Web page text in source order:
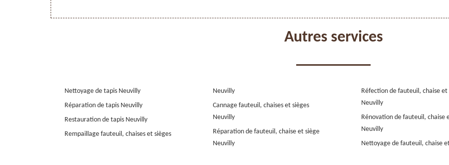
Autres services
Nettoyage de tapis Neuvilly
Réparation de tapis Neuvilly
Restauration de tapis Neuvilly
Rempaillage fauteuil, chaises et sièges
Neuvilly
Cannage fauteuil, chaises et sièges
Neuvilly
Réparation de fauteuil, chaise et siège
Neuvilly
Réfection de fauteuil, chaise et
Neuvilly
Rénovation de fauteuil, chaise
Neuvilly
Nettoyage de fauteuil, chaise